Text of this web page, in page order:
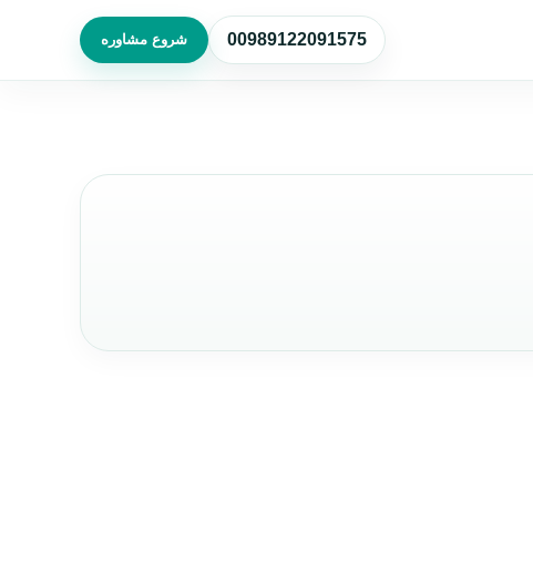
00989122091575 شروع مشاوره